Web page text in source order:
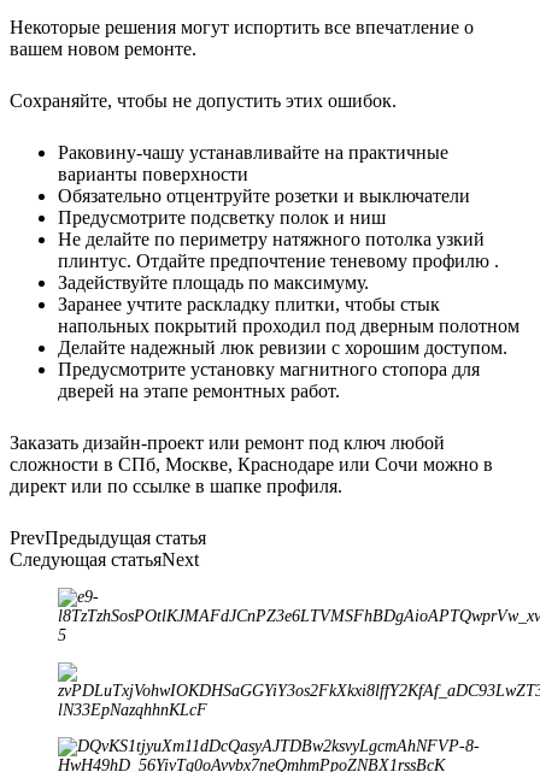
Некоторые решения могут испортить все впечатление о
вашем новом ремонте.
Сохраняйте, чтобы не допустить этих ошибок.
Раковину-чашу устанавливайте на практичные
варианты поверхности
Обязательно отцентруйте розетки и выключатели
Предусмотрите подсветку полок и ниш
Не делайте по периметру натяжного потолка узкий
плинтус. Отдайте предпочтение теневому профилю .
Задействуйте площадь по максимуму.
Заранее учтите раскладку плитки, чтобы стык
напольных покрытий проходил под дверным полотном
Делайте надежный люк ревизии с хорошим доступом.
Предусмотрите установку магнитного стопора для
дверей на этапе ремонтных работ.
Заказать дизайн-проект или ремонт под ключ любой
сложности в СПб, Москве, Краснодаре или Сочи можно в
директ или по ссылке в шапке профиля.
PrevПредыдущая статья
Следующая статьяNext